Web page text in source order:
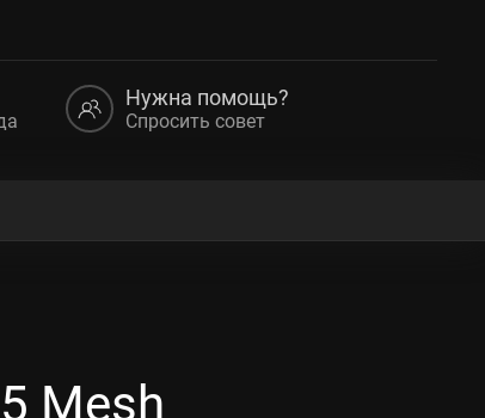
Нужна помощь?
Спросить совет
Mesh